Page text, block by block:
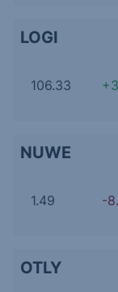
LOGI
106.33
NUWE
1.49 -
OTLY